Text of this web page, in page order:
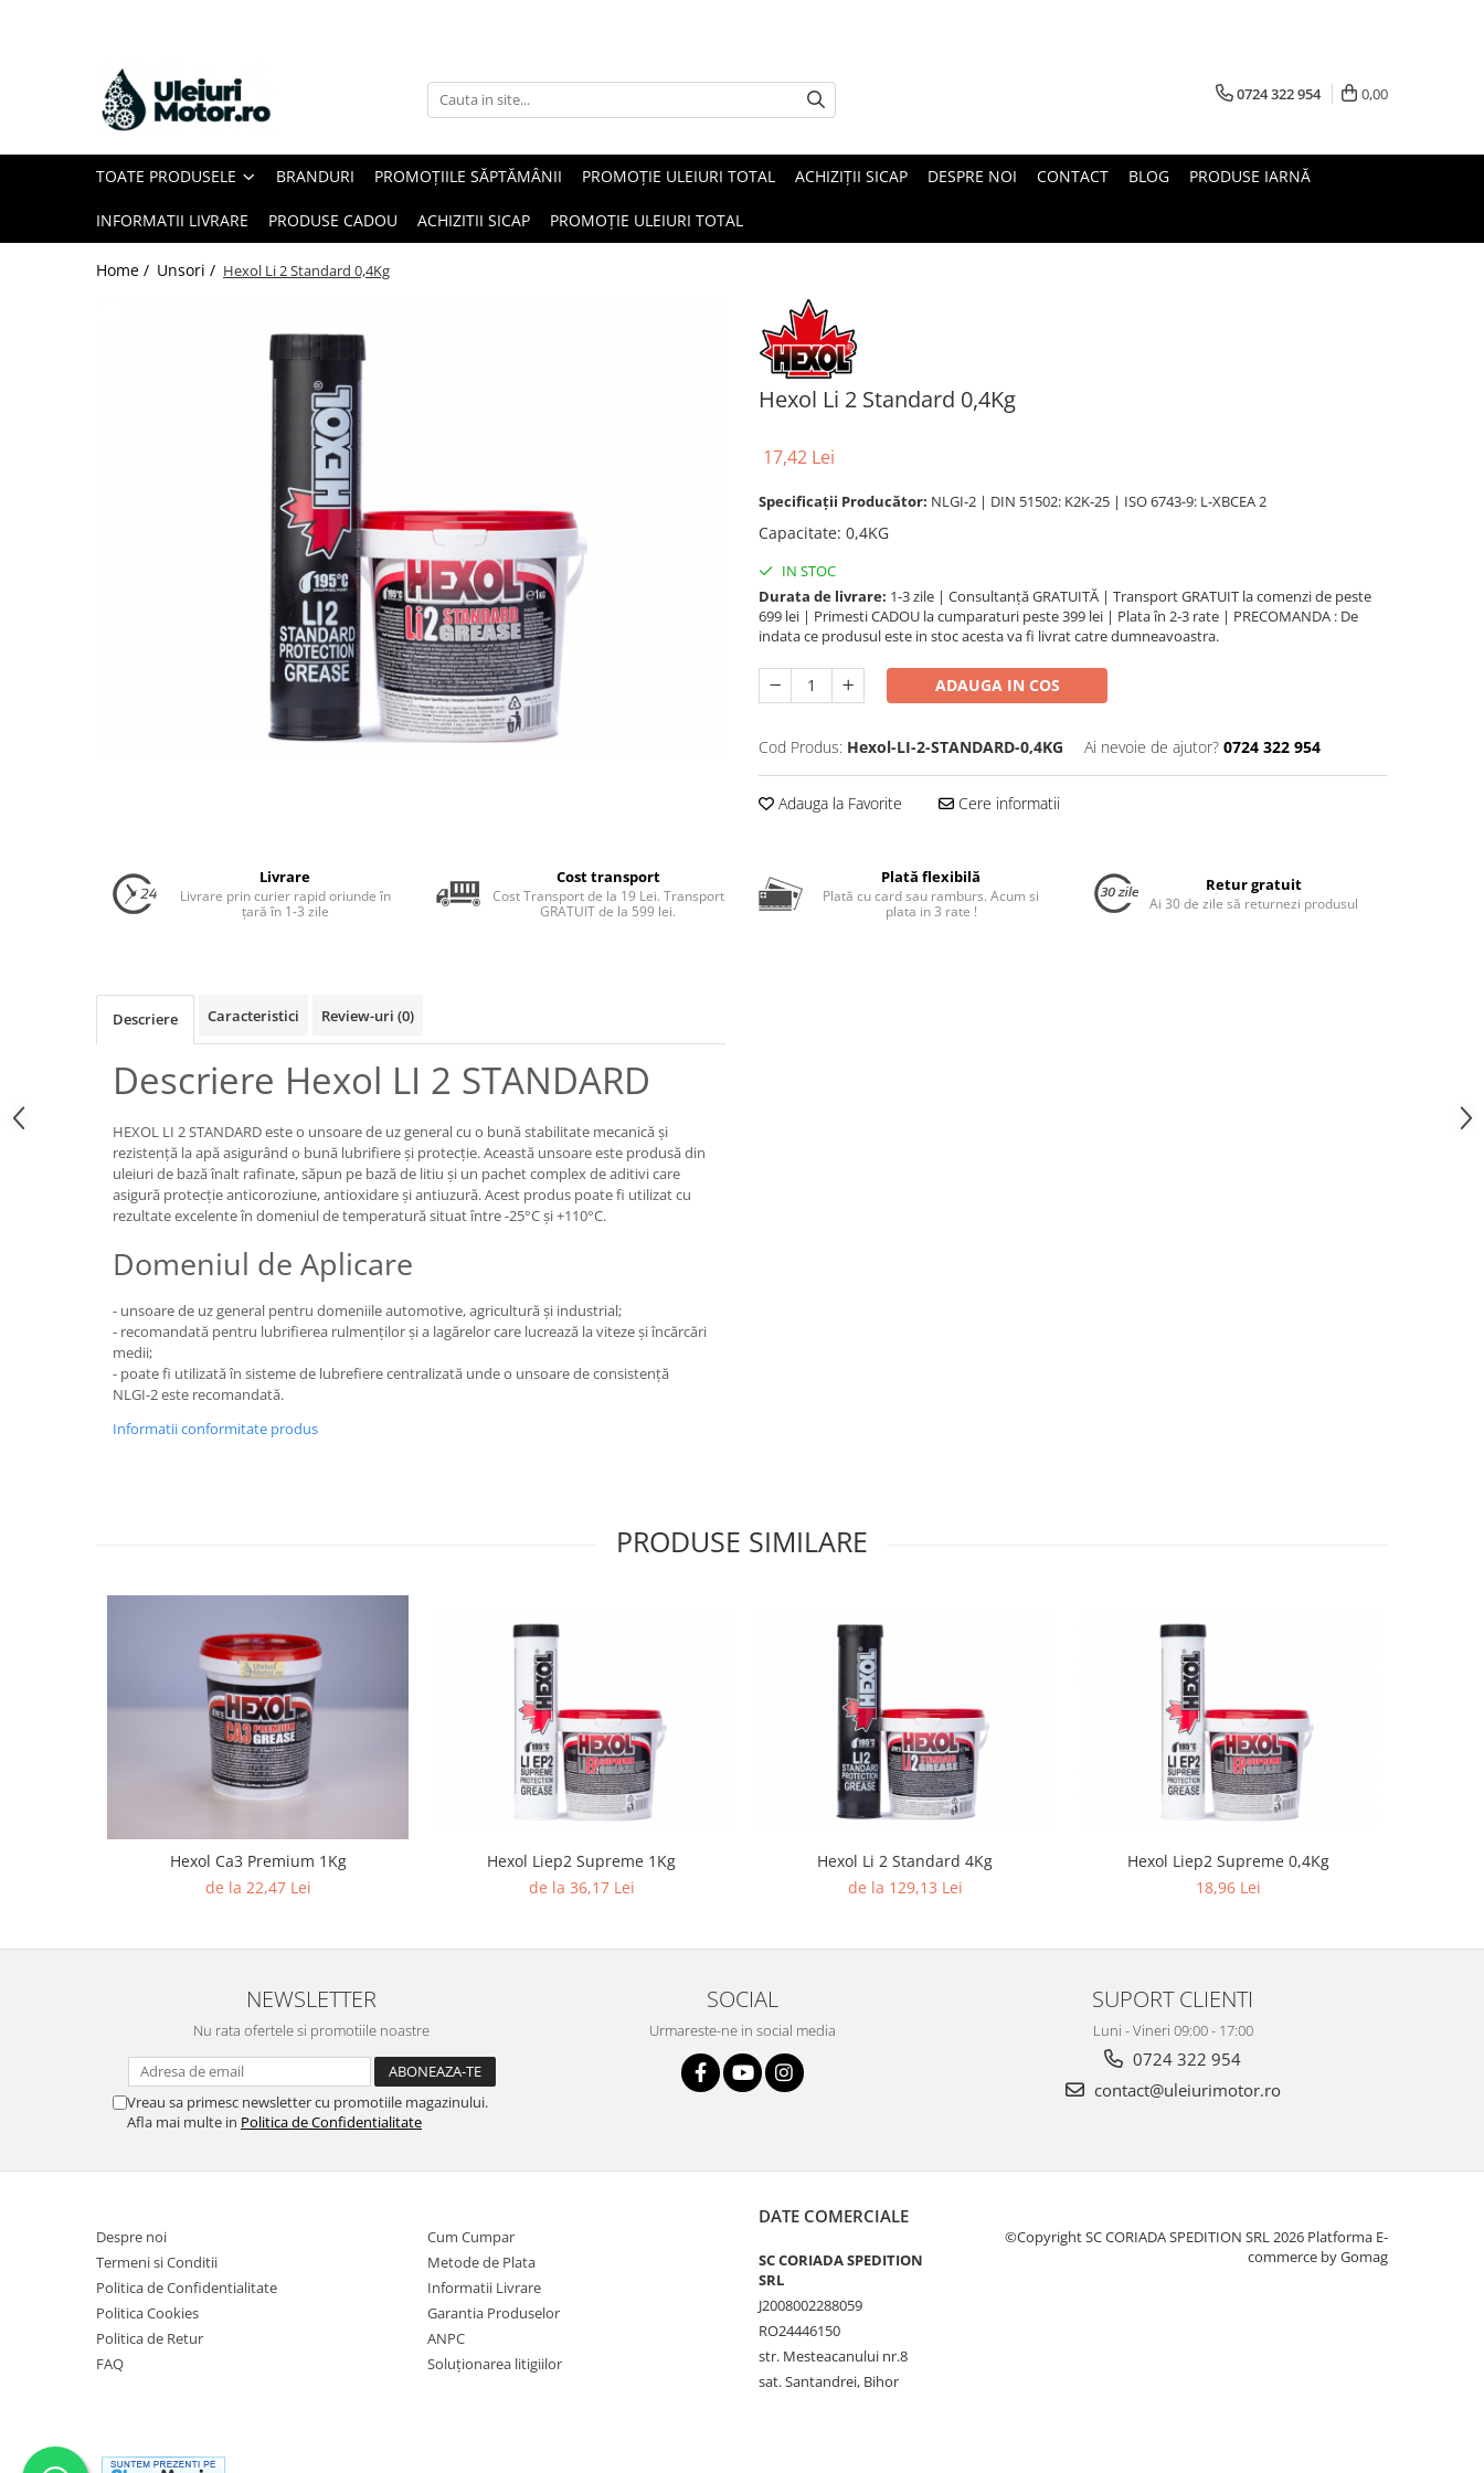
Toate Produsele
Uleiuri Motor
Uleiuri Motor Camioane
Uleiuri Motor Motociclete
Uleiuri Motor Utilaje Agricole
Uleiuri Motor Ambarcațiuni
Uleiuri Motor Vehicule Comerciale
Antigel Utilaje
Lichide Răcire Vehicule Comerciale
Lichide Frână Motociclete
Lichide Hidraulice
Lichide Pentru Punți și Universale
Lichide Suspensie
Lichide Suspensie Motociclete
Lichide Întreținere
Lichide Întreținere Camioane
Lichide Întreținere Utilaje
Lubrifianți Industriali
Produse Întreținere
Huse Parbriz
Intretinere & cosmetica auto
0724 322 954 0,00
TOATE PRODUSELE BRANDURI PROMOȚIILE SĂPTĂMÂNII PROMOȚIE ULEIURI TOTAL ACHIZIȚII SICAP DESPRE NOI CONTACT BLOG PRODUSE IARNĂ
INFORMATII LIVRARE PRODUSE CADOU ACHIZITII SICAP PROMOȚIE ULEIURI TOTAL
Home / Unsori / Hexol Li 2 Standard 0,4Kg
Hexol Li 2 Standard 0,4Kg
17,42 Lei
Specificații Producător: NLGI-2 | DIN 51502: K2K-25 | ISO 6743-9: L-XBCEA 2
Capacitate: 0,4KG
IN STOC
Durata de livrare: 1-3 zile | Consultanță GRATUITĂ | Transport GRATUIT la comenzi de peste
699 lei | Primesti CADOU la cumparaturi peste 399 lei | Plata în 2-3 rate | PRECOMANDA : De
indata ce produsul este in stoc acesta va fi livrat catre dumneavoastra.
ADAUGA IN COS
Cod Produs: Hexol-LI-2-STANDARD-0,4KG Ai nevoie de ajutor? 0724 322 954
Adauga la Favorite Cere informatii
Livrare
Livrare prin curier rapid oriunde în
țară în 1-3 zile
Cost transport
Cost Transport de la 19 Lei. Transport
GRATUIT de la 599 lei.
Plată flexibilă
Plată cu card sau ramburs. Acum si
plata in 3 rate !
Retur gratuit
Ai 30 de zile să returnezi produsul
Descriere Caracteristici Review-uri (0)
Descriere Hexol LI 2 STANDARD
HEXOL LI 2 STANDARD este o unsoare de uz general cu o bună stabilitate mecanică şi
rezistenţă la apă asigurând o bună lubrifiere şi protecţie. Această unsoare este produsă din
uleiuri de bază înalt rafinate, săpun pe bază de litiu şi un pachet complex de aditivi care
asigură protecţie anticoroziune, antioxidare şi antiuzură. Acest produs poate fi utilizat cu
rezultate excelente în domeniul de temperatură situat între -25°C şi +110°C.
Domeniul de Aplicare
- unsoare de uz general pentru domeniile automotive, agricultură şi industrial;
- recomandată pentru lubrifierea rulmenţilor şi a lagărelor care lucrează la viteze şi încărcări
medii;
- poate fi utilizată în sisteme de lubrefiere centralizată unde o unsoare de consistenţă
NLGI-2 este recomandată.
Informatii conformitate produs
PRODUSE SIMILARE
Hexol Ca3 Premium 1Kg
de la 22,47 Lei
Hexol Liep2 Supreme 1Kg
de la 36,17 Lei
Hexol Li 2 Standard 4Kg
de la 129,13 Lei
Hexol Liep2 Supreme 0,4Kg
18,96 Lei
NEWSLETTER
Nu rata ofertele si promotiile noastre
Vreau sa primesc newsletter cu promotiile magazinului.
Afla mai multe in Politica de Confidentialitate
SOCIAL
Urmareste-ne in social media
SUPORT CLIENTI
Luni - Vineri 09:00 - 17:00
0724 322 954
contact@uleiurimotor.ro
Despre noi
Termeni si Conditii
Politica de Confidentialitate
Politica Cookies
Politica de Retur
FAQ
Cum Cumpar
Metode de Plata
Informatii Livrare
Garantia Produselor
ANPC
Soluționarea litigiilor
DATE COMERCIALE
SC CORIADA SPEDITION
SRL
J2008002288059
RO24446150
str. Mesteacanului nr.8
sat. Santandrei, Bihor
©Copyright SC CORIADA SPEDITION SRL 2026 Platforma E-
commerce by Gomag